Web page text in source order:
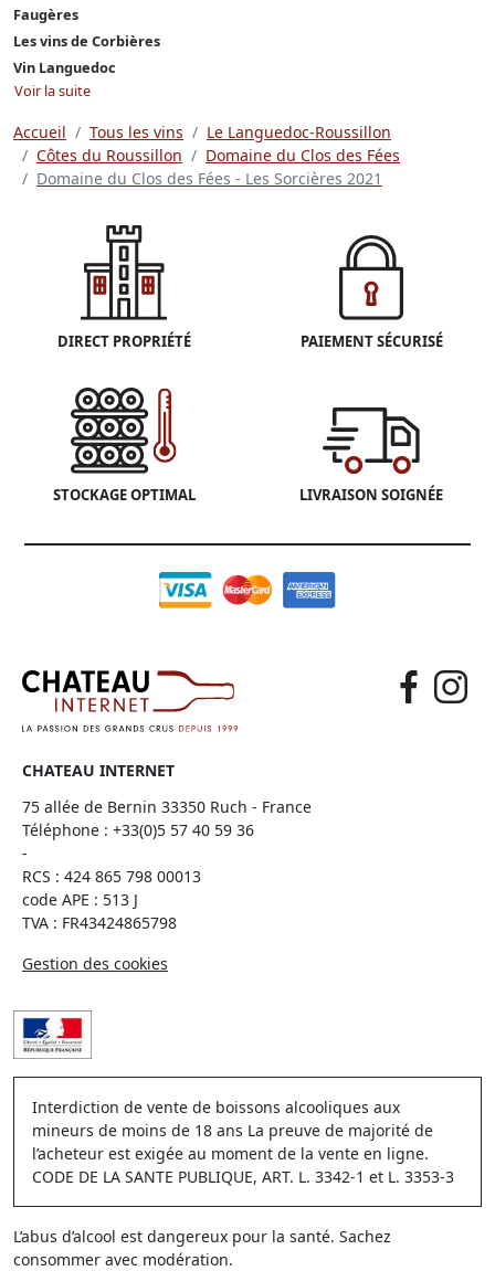
Faugères
Les vins de Corbières
Vin Languedoc
Voir la suite
Accueil Tous les vins
Le Languedoc-Roussillon
Côtes du Roussillon
Domaine du Clos des Fées
Domaine du Clos des Fées - Les Sorcières 2021
DIRECT PROPRIÉTÉ PAIEMENT SÉCURISÉ
STOCKAGE OPTIMAL LIVRAISON SOIGNÉE
CHATEAU INTERNET
75 allée de Bernin 33350 Ruch - France
Téléphone : +33(0)5 57 40 59 36
-
RCS : 424 865 798 00013
code APE : 513 J
TVA : FR43424865798
Gestion des cookies
Interdiction de vente de boissons alcooliques aux
mineurs de moins de 18 ans La preuve de majorité de
l’acheteur est exigée au moment de la vente en ligne.
CODE DE LA SANTE PUBLIQUE, ART. L. 3342-1 et L. 3353-3
L’abus d’alcool est dangereux pour la santé. Sachez
consommer avec modération.